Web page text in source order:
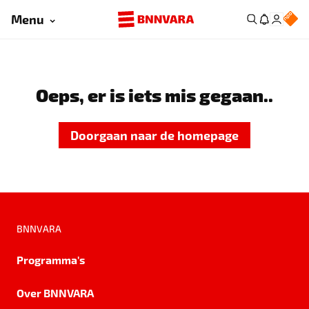
Menu
Oeps, er is iets mis gegaan..
Doorgaan naar de homepage
BNNVARA
Programma's
Over BNNVARA